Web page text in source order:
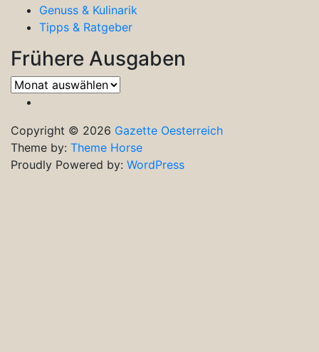
Genuss & Kulinarik
Tipps & Ratgeber
Frühere Ausgaben
Frühere
Ausgaben
Copyright © 2026 Gazette Oesterreich
Theme by: Theme Horse
Proudly Powered by: WordPress